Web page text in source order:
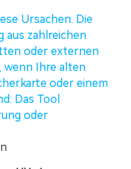
Ursachen. Die
zahlreichen
oder externen
wenn Ihre alten
oder einem
Das Tool
oder